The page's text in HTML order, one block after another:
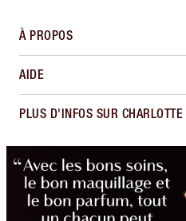
À PROPOS
AIDE
PLUS D'INFOS SUR CHARLOTTE